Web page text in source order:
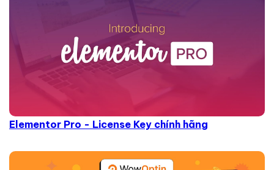
Elementor Pro - License Key chính hãng